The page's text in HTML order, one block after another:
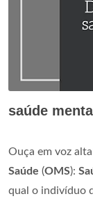
saúde
Ouça em voz
Saúde (OMS):
qual o indivíduo